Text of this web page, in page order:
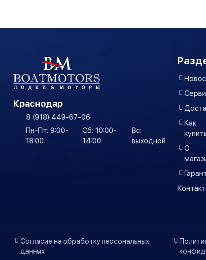
Краснодар
8 (918) 449-67-06
Пн-Пт: 9:00-
18:00
Сб: 10:00-
14:00
Вс:
выходной
Как
купить
О
Согласие на обработку персональных
данных